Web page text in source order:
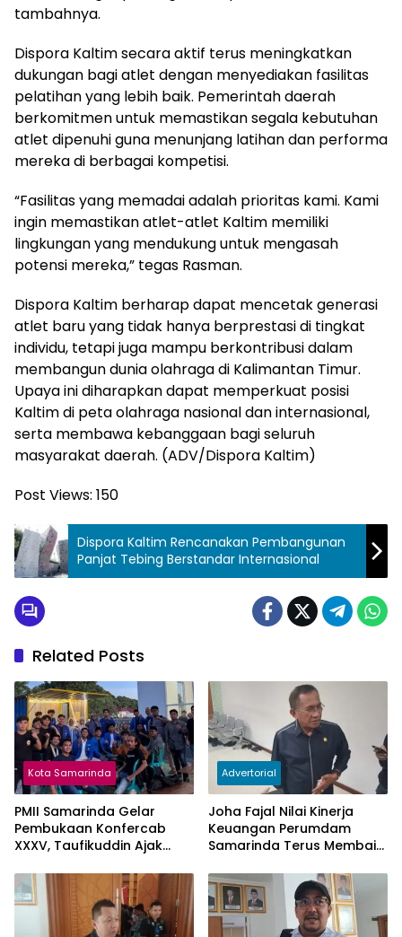
tambahnya.
Dispora Kaltim secara aktif terus meningkatkan
dukungan bagi atlet dengan menyediakan fasilitas
pelatihan yang lebih baik. Pemerintah daerah
berkomitmen untuk memastikan segala kebutuhan
atlet dipenuhi guna menunjang latihan dan performa
mereka di berbagai kompetisi.
“Fasilitas yang memadai adalah prioritas kami. Kami
ingin memastikan atlet-atlet Kaltim memiliki
lingkungan yang mendukung untuk mengasah
potensi mereka,” tegas Rasman.
Dispora Kaltim berharap dapat mencetak generasi
atlet baru yang tidak hanya berprestasi di tingkat
individu, tetapi juga mampu berkontribusi dalam
membangun dunia olahraga di Kalimantan Timur.
Upaya ini diharapkan dapat memperkuat posisi
Kaltim di peta olahraga nasional dan internasional,
serta membawa kebanggaan bagi seluruh
masyarakat daerah. (ADV/Dispora Kaltim)
Post Views: 150
Dispora Kaltim Rencanakan Pembangunan
Panjat Tebing Berstandar Internasional
Related Posts
Kota Samarinda
PMII Samarinda Gelar
Pembukaan Konfercab
XXXV, Taufikuddin Ajak
Persatuan
Advertorial
Joha Fajal Nilai Kinerja
Keuangan Perumdam
Samarinda Terus Membaik,
Subsidi Berkurang